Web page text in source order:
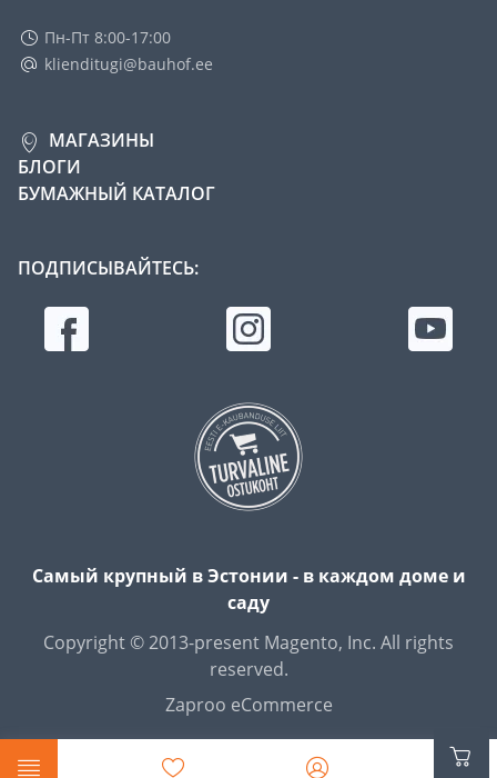
Пн-Пт 8:00-17:00
klienditugi@bauhof.ee
МАГАЗИНЫ
БЛОГИ
БУМАЖНЫЙ КАТАЛОГ
ПОДПИСЫВАЙТЕСЬ:
Самый крупный в Эстонии - в каждом доме и
саду
Copyright © 2013-present Magento, Inc. All rights
reserved.
Zaproo eCommerce